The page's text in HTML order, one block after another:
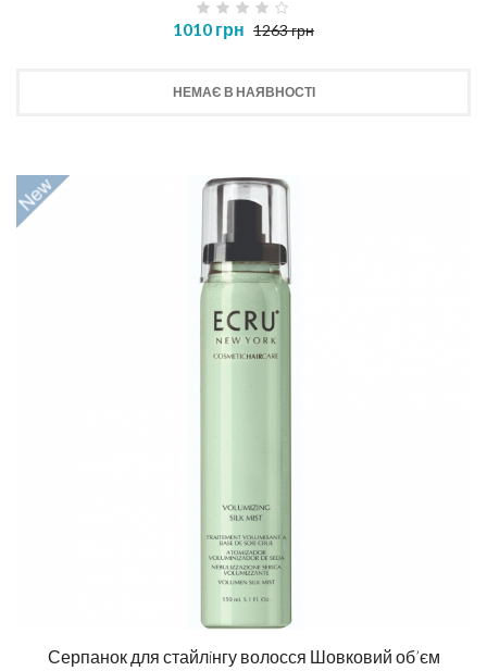
1010 грн 1263 грн
НЕМАЄ В НАЯВНОСТІ
Серпанок для стайлiнгу волосся Шовковий об’єм